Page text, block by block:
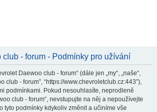
- forum - Podmínky pro užívání
Daewoo club - forum“ (dále jen „my“, „naše“,
club - forum”, “https://www.chevroletclub.cz:443”),
podmínkami. Pokud nesouhlasíte, neprodleně
club - forum“, nevstupujte na něj a nepoužívejte
tyto podmínky kdykoliv změnit a učiníme vše